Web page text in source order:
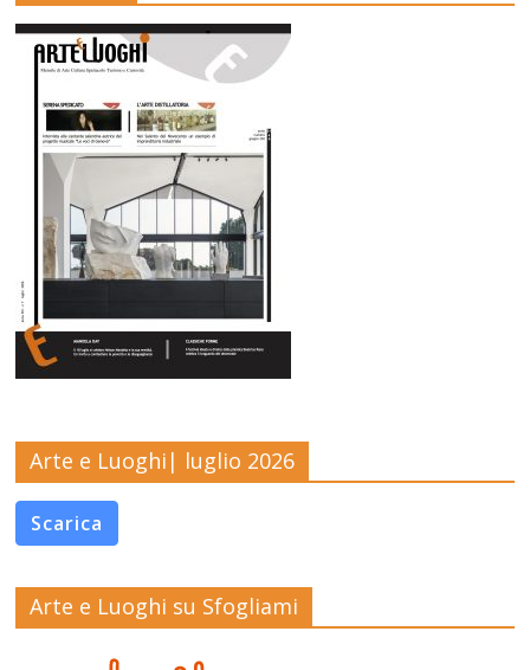
Arte e Luoghi| luglio 2026
Scarica
Arte e Luoghi su Sfogliami